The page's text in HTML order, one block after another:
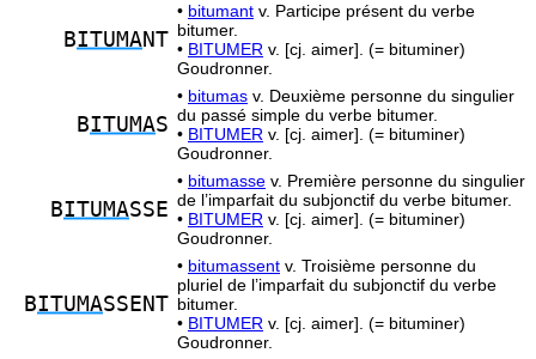
BITUMANT
• bitumant v. Participe présent du verbe
bitumer.
• BITUMER v. [cj. aimer]. (= bituminer)
Goudronner.
BITUMAS
• bitumas v. Deuxième personne du singulier
du passé simple du verbe bitumer.
• BITUMER v. [cj. aimer]. (= bituminer)
Goudronner.
BITUMASSE
• bitumasse v. Première personne du singulier
de l’imparfait du subjonctif du verbe bitumer.
• BITUMER v. [cj. aimer]. (= bituminer)
Goudronner.
BITUMASSENT
• bitumassent v. Troisième personne du
pluriel de l’imparfait du subjonctif du verbe
bitumer.
• BITUMER v. [cj. aimer]. (= bituminer)
Goudronner.